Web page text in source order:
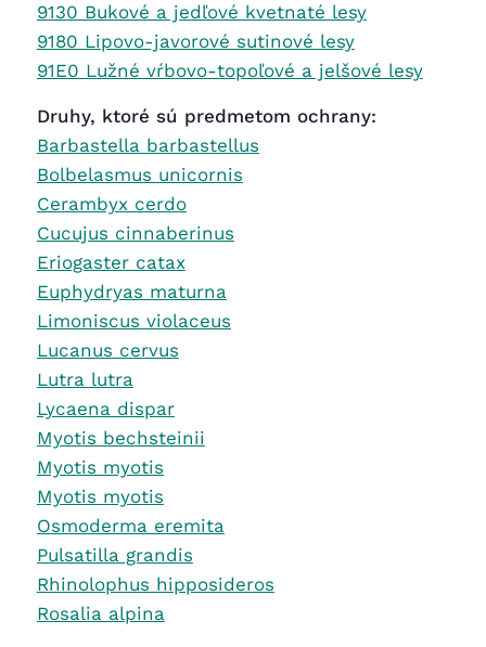
9130 Bukové a jedľové kvetnaté lesy
9180 Lipovo-javorové sutinové lesy
91E0 Lužné vŕbovo-topoľové a jelšové lesy
Druhy, ktoré sú predmetom ochrany:
Barbastella barbastellus
Bolbelasmus unicornis
Cerambyx cerdo
Cucujus cinnaberinus
Eriogaster catax
Euphydryas maturna
Limoniscus violaceus
Lucanus cervus
Lutra lutra
Lycaena dispar
Myotis bechsteinii
Myotis myotis
Myotis myotis
Osmoderma eremita
Pulsatilla grandis
Rhinolophus hipposideros
Rosalia alpina